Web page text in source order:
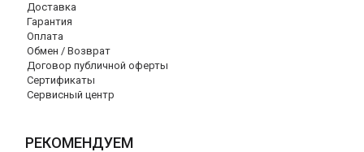
Доставка
Гарантия
Оплата
Обмен / Возврат
Договор публичной оферты
Сертификаты
Сервисный центр
РЕКОМЕНДУЕМ